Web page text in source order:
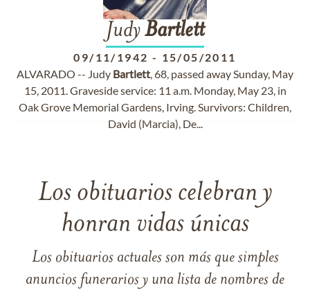
JudyBartlett
09/11/1942 - 15/05/2011
ALVARADO -- Judy Bartlett, 68, passed away Sunday, May
15, 2011. Graveside service: 11 a.m. Monday, May 23, in
Oak Grove Memorial Gardens, Irving. Survivors: Children,
David (Marcia), De...
Los obituarios celebran y
honran vidas únicas
Los obituarios actuales son más que simples
anuncios funerarios y una lista de nombres de